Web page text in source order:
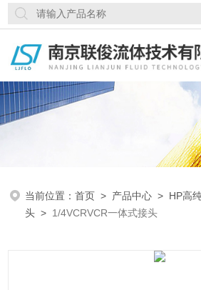
当前位置：首页 > 产品中心 > HP高
头 > 1/4VCRVCR一体式接头